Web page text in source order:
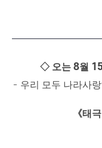
◇ 오는 8월
- 우리 모두 나라사
《태